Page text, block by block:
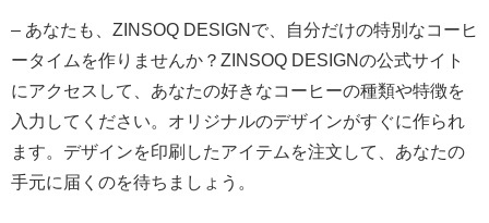
– あなたも、ZINSOQ DESIGNで、自分だけの特別なコーヒ
ータイムを作りませんか？ZINSOQ DESIGNの公式サイト
にアクセスして、あなたの好きなコーヒーの種類や特徴を
入力してください。オリジナルのデザインがすぐに作られ
ます。デザインを印刷したアイテムを注文して、あなたの
手元に届くのを待ちましょう。